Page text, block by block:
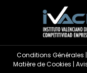
Conditions Générales |
Matière de Cookies |